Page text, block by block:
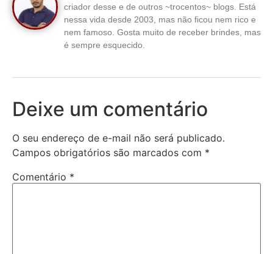
criador desse e de outros ~trocentos~ blogs. Está
nessa vida desde 2003, mas não ficou nem rico e
nem famoso. Gosta muito de receber brindes, mas
é sempre esquecido.
Deixe um comentário
O seu endereço de e-mail não será publicado.
Campos obrigatórios são marcados com *
Comentário *